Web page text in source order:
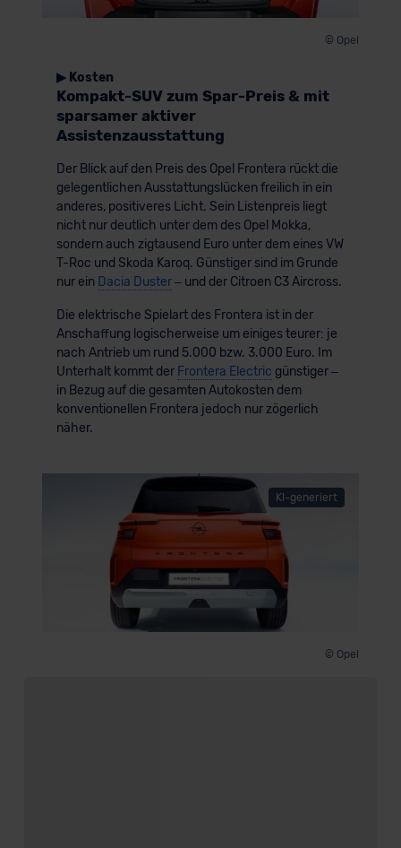
der EU erfolgt, erfolgt dies ausschließlich auf der
Grundlage eines Angemessenheitsbeschlusses der EU-
Standarddatenschutzklauseln (Art. 46 Abs. 2 lit. c
DSGVO) oder wenn Sie hierzu Ihre Einwilligung freiwillig
erteilen. Nähere Informationen zu den bestehenden
Datenschutzklauseln können Sie über den Kontakt zu
unserem Datenschutzbeauftragten unter
datenschutz@meinauto.de anfordern.
Datenschutzerklärung Impressum
© Opel
▶ Kosten
Kompakt-SUV zum Spar-Preis & mit
sparsamer aktiver
Assistenzausstattung
Der Blick auf den Preis des Opel Frontera rückt die
gelegentlichen Ausstattungslücken freilich in ein
anderes, positiveres Licht. Sein Listenpreis liegt
nicht nur deutlich unter dem des Opel Mokka,
sondern auch zigtausend Euro unter dem eines VW
T-Roc und Skoda Karoq. Günstiger sind im Grunde
nur ein Dacia Duster– und der Citroen C3 Aircross.
Die elektrische Spielart des Frontera ist in der
Anschaffung logischerweise um einiges teurer: je
nach Antrieb um rund 5.000 bzw. 3.000 Euro. Im
Unterhalt kommt der Frontera Electric günstiger –
in Bezug auf die gesamten Autokosten dem
konventionellen Frontera jedoch nur zögerlich
näher.
KI-generiert
© Opel